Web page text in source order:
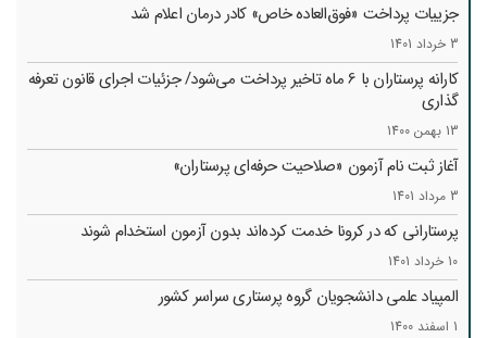
جزییات پرداخت «فوق‌العاده خاص» کادر درمان اعلام شد
3 خرداد 1401
کارانه‌ پرستاران با 6 ماه تاخیر پرداخت می‌شود/ جزئیات اجرای قانون تعرفه
گذاری
13 بهمن 1400
آغاز ثبت نام آزمون «صلاحیت حرفه‌ای پرستاران»
3 مرداد 1401
پرستارانی که در کرونا خدمت کرد‌ه‌اند بدون آزمون استخدام شوند
10 خرداد 1401
المپیاد علمی دانشجویان گروه پرستاری سراسر کشور
1 اسفند 1400